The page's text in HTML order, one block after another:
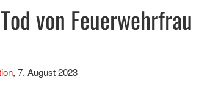
von Feuerwehrfrau
, 7. August 2023